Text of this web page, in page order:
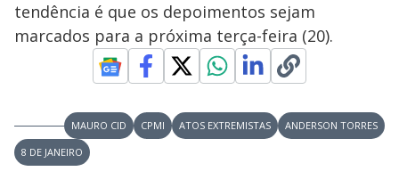
tendência é que os depoimentos sejam
marcados para a próxima terça-feira (20).
MAURO CID CPMI ATOS EXTREMISTAS
ANDERSON TORRES
8 DE JANEIRO